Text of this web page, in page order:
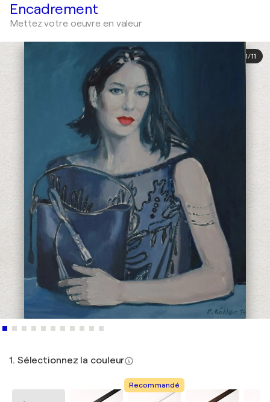
Encadrement
Mettez votre oeuvre en valeur
1/11
1. Sélectionnez la couleur
Recommandé